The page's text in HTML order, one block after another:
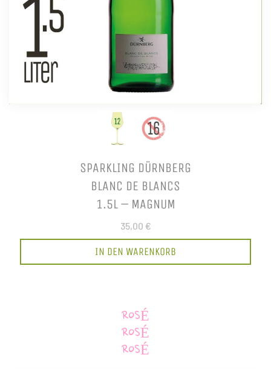
SPARKLING DÜRNBERG
BLANC DE BLANCS
1.5L – MAGNUM
35,00 €
IN DEN WARENKORB
ROSÉ
ROSÉ
ROSÉ